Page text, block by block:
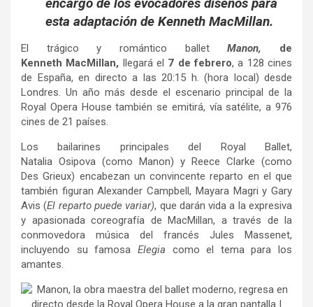
esta adaptación de Kenneth MacMillan.
El trágico y romántico ballet Manon, de
Kenneth MacMillan, llegará el 7 de febrero, a 128 cines
de España, en directo a las 20:15 h. (hora local) desde
Londres. Un año más desde el escenario principal de la
Royal Opera House también se emitirá, vía satélite, a 976
cines de 21 países.
Los bailarines principales del Royal Ballet,
Natalia Osipova (como Manon) y Reece Clarke (como
Des Grieux) encabezan un convincente reparto en el que
también figuran Alexander Campbell, Mayara Magri y Gary
Avis (El reparto puede variar), que darán vida a la expresiva
y apasionada coreografía de MacMillan, a través de la
conmovedora música del francés Jules Massenet,
incluyendo su famosa Elegia como el tema para los
amantes.